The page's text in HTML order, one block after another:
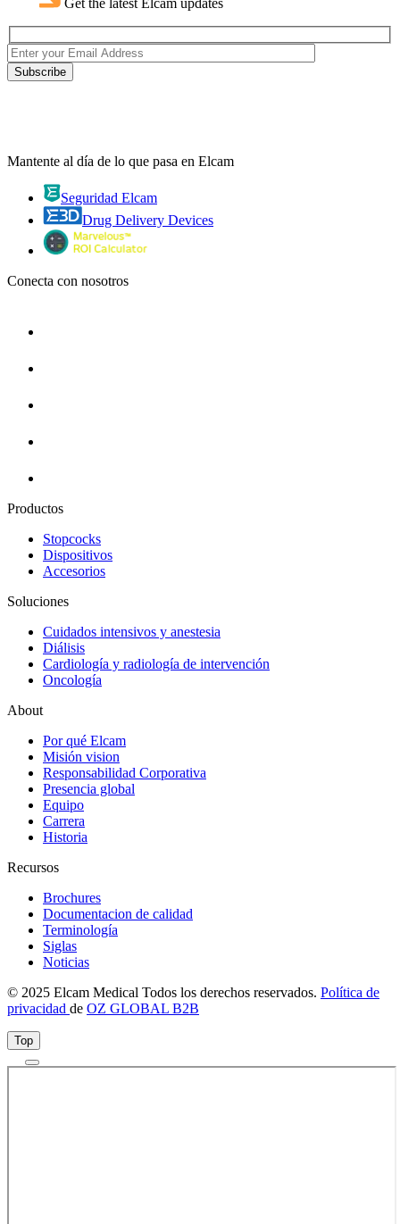
Get the latest Elcam updates
Mantente al día de lo que pasa en Elcam
Seguridad Elcam
Drug Delivery Devices
Conecta con nosotros
Productos
Stopcocks
Dispositivos
Accesorios
Soluciones
Cuidados intensivos y anestesia
Diálisis
Cardiología y radiología de intervención
Oncología
About
Por qué Elcam
Misión vision
Responsabilidad Corporativa
Presencia global
Equipo
Carrera
Historia
Recursos
Brochures
Documentacion de calidad
Terminología
Siglas
Noticias
© 2025 Elcam Medical Todos los derechos reservados. Política de
privacidad de OZ GLOBAL B2B
Top